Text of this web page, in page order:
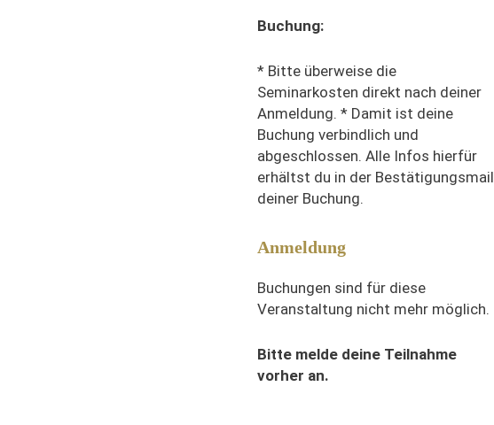
Buchung:
* Bitte überweise die
Seminarkosten direkt nach deiner
Anmeldung. * Damit ist deine
Buchung verbindlich und
abgeschlossen. Alle Infos hierfür
erhältst du in der Bestätigungsmail
deiner Buchung.
Anmeldung
Buchungen sind für diese
Veranstaltung nicht mehr möglich.
Bitte melde deine Teilnahme
vorher an.